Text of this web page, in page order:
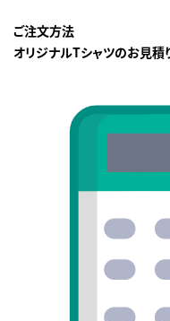
ご注文方法
オリジナルTシャツのお見積